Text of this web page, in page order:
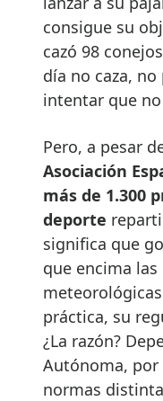
consigue su
cazó 98
día no caza, no
intentar que
Pero, a pesar
Asociación
más de 1.300
deporte
significa que
que encima
práctica, su
¿La razón?
Autónoma, por
normas